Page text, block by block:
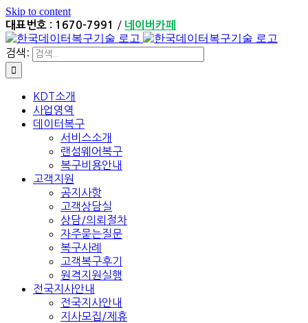
Skip to content
대표번호 : 1670-7991 / 네이버카페
검색:
KDT소개
사업영역
데이터복구
서비스소개
랜섬웨어복구
복구비용안내
고객지원
공지사항
고객상담실
상담/의뢰절차
자주묻는질문
복구사례
고객복구후기
원격지원실행
전국지사안내
전국지사안내
지사모집/제휴